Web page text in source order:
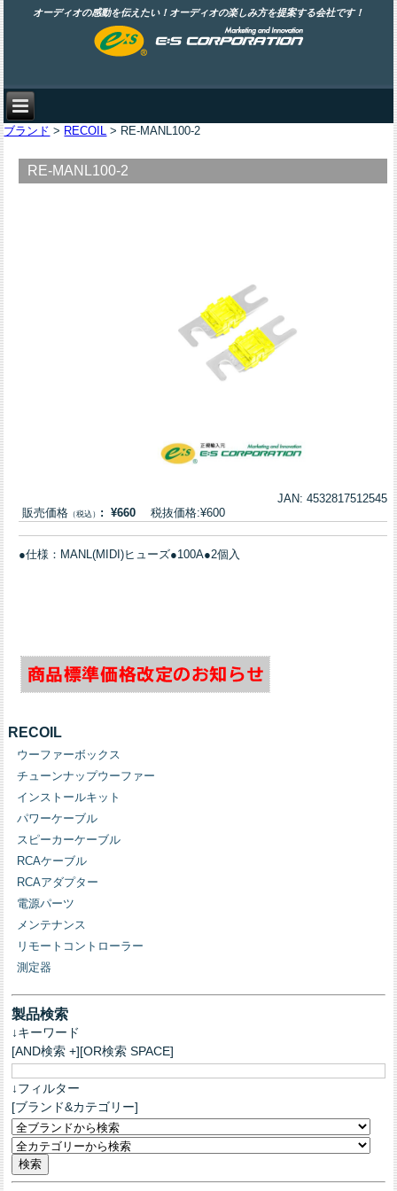
オーディオの感動を伝えたい！オーディオの楽しみ方を提案する会社です！
ブランド > RECOIL > RE-MANL100-2
RE-MANL100-2
JAN: 4532817512545
販売価格 （税込） : ¥660 税抜価格:¥600
●仕様：MANL(MIDI)ヒューズ●100A●2個入
RECOIL
ウーファーボックス
チューンナップウーファー
インストールキット
パワーケーブル
スピーカーケーブル
RCAケーブル
RCAアダプター
電源パーツ
メンテナンス
リモートコントローラー
測定器
製品検索
↓キーワード
[AND検索 +][OR検索 SPACE]
↓フィルター
[ブランド&カテゴリー]